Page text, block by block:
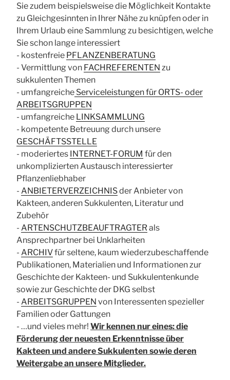
Sie zudem beispielsweise die Möglichkeit Kontakte
zu Gleichgesinnten in Ihrer Nähe zu knüpfen oder in
Ihrem Urlaub eine Sammlung zu besichtigen, welche
Sie schon lange interessiert
- kostenfreie PFLANZENBERATUNG
- Vermittlung von FACHREFERENTEN zu
sukkulenten Themen
- umfangreiche Serviceleistungen für ORTS- oder
ARBEITSGRUPPEN
- umfangreiche LINKSAMMLUNG
- kompetente Betreuung durch unsere
GESCHÄFTSSTELLE
- moderiertes INTERNET-FORUM für den
unkomplizierten Austausch interessierter
Pflanzenliebhaber
- ANBIETERVERZEICHNISder Anbieter von
Kakteen, anderen Sukkulenten, Literatur und
Zubehör
- ARTENSCHUTZBEAUFTRAGTERals
Ansprechpartner bei Unklarheiten
- ARCHIVfür seltene, kaum wiederzubeschaffende
Publikationen, Materialien und Informationen zur
Geschichte der Kakteen- und Sukkulentenkunde
sowie zur Geschichte der DKG selbst
- ARBEITSGRUPPEN von Interessenten spezieller
Familien oder Gattungen
- …und vieles mehr! Wir kennen nur eines: die
Förderung der neuesten Erkenntnisse über
Kakteen und andere Sukkulenten sowie deren
Weitergabe an unsere Mitglieder.